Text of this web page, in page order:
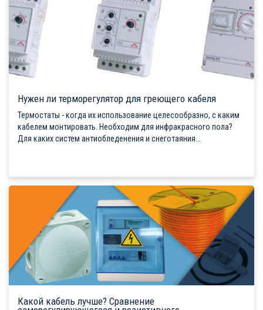
Нужен ли терморегулятор для греющего кабеля
Термостаты - когда их использование целесообразно, с каким
кабелем монтировать. Необходим для инфракрасного пола?
Для каких систем антиобледенения и снеготаяния...
Какой кабель лучше? Сравнение